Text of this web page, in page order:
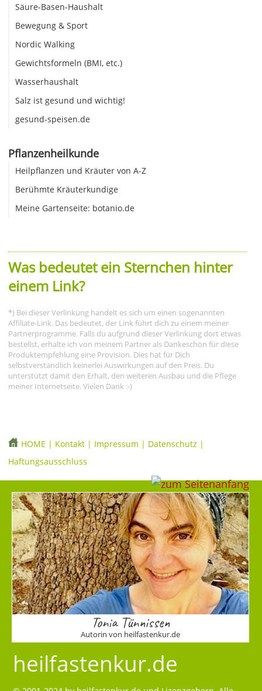
Säure-Basen-Haushalt
Bewegung & Sport
Nordic Walking
Gewichtsformeln (BMI, etc.)
Wasserhaushalt
Salz ist gesund und wichtig!
gesund-speisen.de
Pflanzenheilkunde
Heilpflanzen und Kräuter von A-Z
Berühmte Kräuterkundige
Meine Gartenseite: botanio.de
Was bedeutet ein Sternchen hinter
einem Link?
*) Bei dieser Verlinkung handelt es sich um einen sogenannten
Affiliate-Link. Das bedeutet, der Link führt dich zu einem meiner
Partnerprogramme. Falls du aufgrund dieser Verlinkung dort etwas
bestellst, erhalte ich von meinem Partner als Dankeschön für diese
Produktempfehlung eine Provision. Dies hat für Dich
selbstverständlich keinerlei Auswirkungen auf den Preis. Du
unterstützt damit den Erhalt, den weiteren Ausbau und die Pflege
meiner Internetseite. Vielen Dank :-)
HOME | Kontakt | Impressum | Datenschutz |
Haftungsausschluss
Tonia Tünnissen
Autorin von heilfastenkur.de
heilfastenkur.de